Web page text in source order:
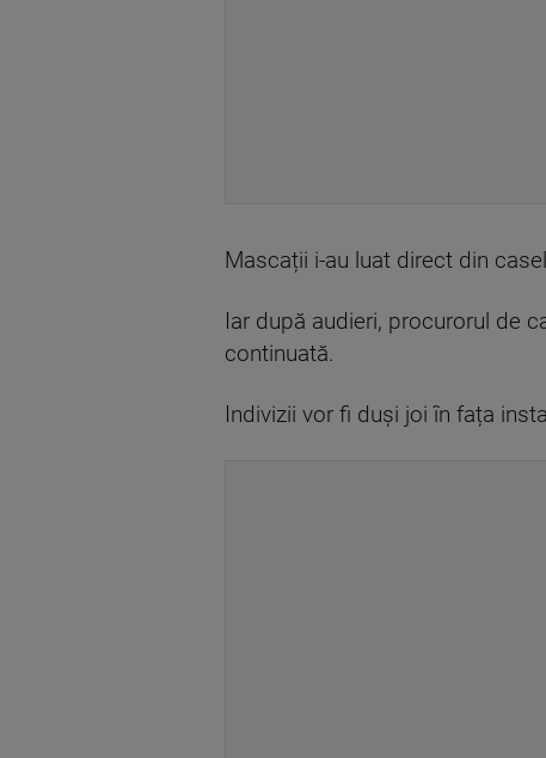
Mascații i-au luat direct din
Iar după audieri, procurorul de
continuată.
Indivizii vor fi duși joi în fața